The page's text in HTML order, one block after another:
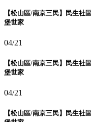
【松山區/南京三民】民生社
堡世家
04/21
【松山區/南京三民】民生社
堡世家
04/21
【松山區/南京三民】民生社